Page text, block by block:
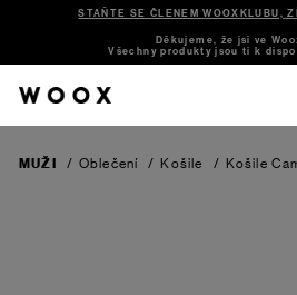
STAŇTE SE ČLENEM WOOXKLUBU,
Děkujeme, že jsi ve
Všechny produkty jsou ti k
MUŽI / Oblečení / Košile / Košile